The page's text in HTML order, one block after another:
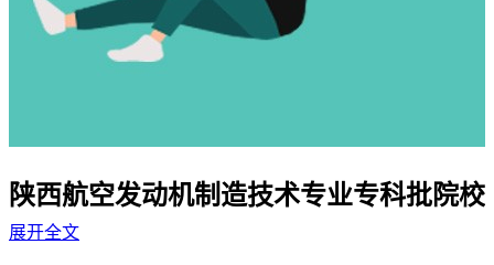
陕西航空发动机制造技术专业专科批院校
排名及分数线（一览表）
展开全文